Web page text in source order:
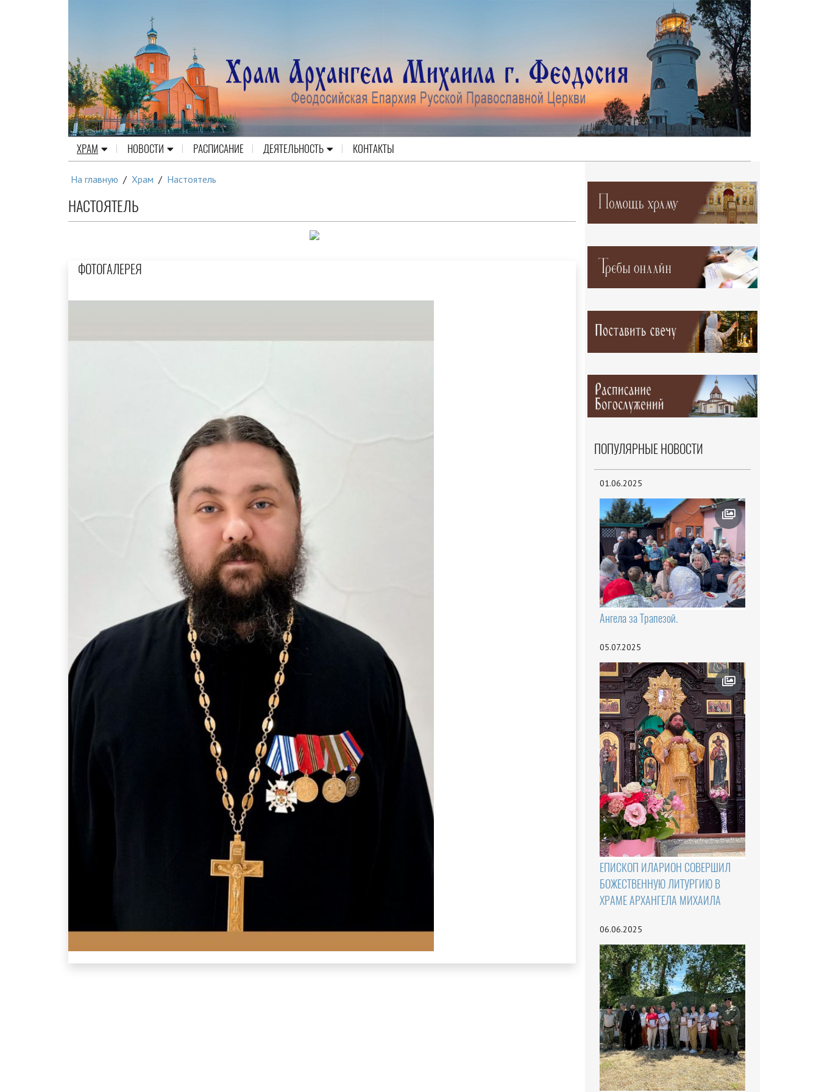
ХРАМ НОВОСТИ РАСПИСАНИЕ ДЕЯТЕЛЬНОСТЬ КОНТАКТЫ
На главную / Храм / Настоятель
НАСТОЯТЕЛЬ
ФОТОГАЛЕРЕЯ
ПОПУЛЯРНЫЕ НОВОСТИ
01.06.2025
Ангела за Трапезой.
05.07.2025
ЕПИСКОП ИЛАРИОН СОВЕРШИЛ
БОЖЕСТВЕННУЮ ЛИТУРГИЮ В
ХРАМЕ АРХАНГЕЛА МИХАИЛА
06.06.2025